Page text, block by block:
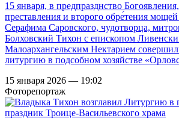
15 января, в предпразднство
преставления и второго обре́тения
Серафима Саровского, чудотворца,
Болховский Тихон с епископом
Малоархангельским Нектарием
литургию в подсобном хозяйстве
15 января 2026 — 19:02
Фоторепортаж